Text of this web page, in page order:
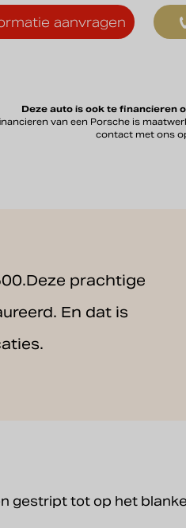
aanvragen
Deze auto is ook te financieren
van een Porsche is
contact met ons
prachtige
En dat is
gestript tot op het blanke